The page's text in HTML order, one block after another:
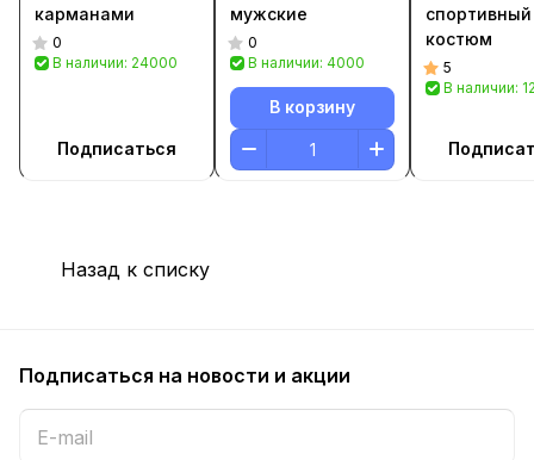
карманами
0
В наличии: 24000
Подписаться
мужские
0
В наличии: 4000
В корзину
спортивный
костюм
5
В наличии:
Назад к списку
Подписаться на новости и акции